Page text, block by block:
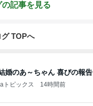
記事を見る
TOPへ
婚のあ～ちゃん 喜びの報告
トピックス 14時間前